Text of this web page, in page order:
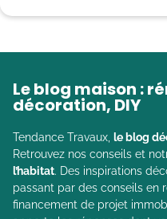
Le blog maison :
décoration, DIY
Tendance Travaux, le blog
Retrouvez nos conseils et
l’habitat. Des inspirations
passant par des conseils en
financement de projet